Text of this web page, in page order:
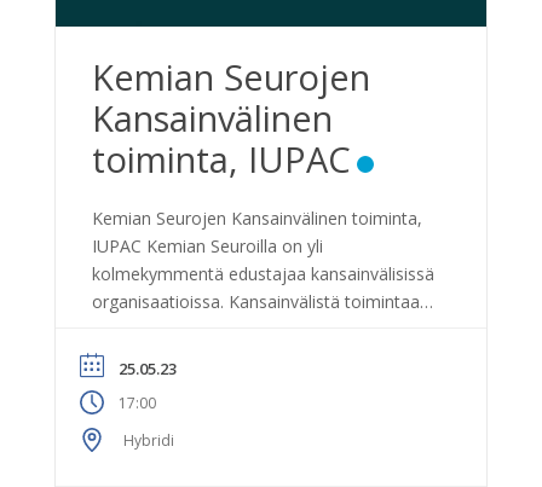
Kemian Seurojen
Kansainvälinen
toiminta, IUPAC
Kemian Seurojen Kansainvälinen toiminta,
IUPAC Kemian Seuroilla on yli
kolmekymmentä edustajaa kansainvälisissä
organisaatioissa. Kansainvälistä toimintaa
alkavassa tilaisuudessa Tieteiden talossa
(Kirkkokatu 6, 00170 Helsinki). Ohjelma:
16.30 Welcome coffee 17.00 Opening of the
event 17.05 Introduction to international
25.05.23
17:00
Hybridi